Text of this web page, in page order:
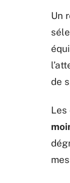
Un
de
Les